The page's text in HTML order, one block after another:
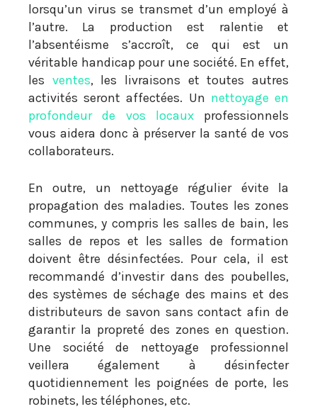
lorsqu’un virus se transmet d’un employé à
l’autre. La production est ralentie et
l’absentéisme s’accroît, ce qui est un
véritable handicap pour une société. En effet,
les ventes, les livraisons et toutes autres
activités seront affectées. Un nettoyage en
profondeur de vos locauxprofessionnels
vous aidera donc à préserver la santé de vos
collaborateurs.
En outre, un nettoyage régulier évite la
propagation des maladies. Toutes les zones
communes, y compris les salles de bain, les
salles de repos et les salles de formation
doivent être désinfectées. Pour cela, il est
recommandé d’investir dans des poubelles,
des systèmes de séchage des mains et des
distributeurs de savon sans contact afin de
garantir la propreté des zones en question.
Une société de nettoyage professionnel
veillera également à désinfecter
quotidiennement les poignées de porte, les
robinets, les téléphones, etc.